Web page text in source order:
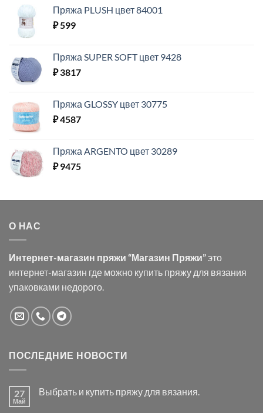
Пряжа PLUSH цвет 84001
₽599
Пряжа SUPER SOFT цвет 9428
₽3817
Пряжа GLOSSY цвет 30775
₽4587
Пряжа ARGENTO цвет 30289
₽9475
О НАС
Интернет-магазин пряжи “Магазин Пряжи”это
интернет-магазин где можно купить пряжу для вязания
упаковками недорого.
ПОСЛЕДНИЕ НОВОСТИ
27
Май
Выбрать и купить пряжу для вязания.